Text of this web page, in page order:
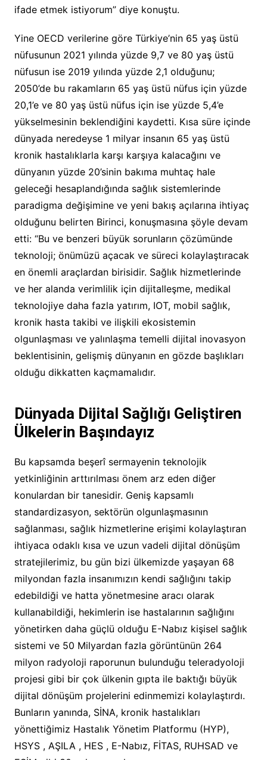
ifade etmek istiyorum” diye konuştu.
Yine OECD verilerine göre Türkiye’nin 65 yaş üstü
nüfusunun 2021 yılında yüzde 9,7 ve 80 yaş üstü
nüfusun ise 2019 yılında yüzde 2,1 olduğunu;
2050’de bu rakamların 65 yaş üstü nüfus için yüzde
20,1’e ve 80 yaş üstü nüfus için ise yüzde 5,4’e
yükselmesinin beklendiğini kaydetti. Kısa süre içinde
dünyada neredeyse 1 milyar insanın 65 yaş üstü
kronik hastalıklarla karşı karşıya kalacağını ve
dünyanın yüzde 20’sinin bakıma muhtaç hale
geleceği hesaplandığında sağlık sistemlerinde
paradigma değişimine ve yeni bakış açılarına ihtiyaç
olduğunu belirten Birinci, konuşmasına şöyle devam
etti: “Bu ve benzeri büyük sorunların çözümünde
teknoloji; önümüzü açacak ve süreci kolaylaştıracak
en önemli araçlardan birisidir. Sağlık hizmetlerinde
ve her alanda verimlilik için dijitalleşme, medikal
teknolojiye daha fazla yatırım, IOT, mobil sağlık,
kronik hasta takibi ve ilişkili ekosistemin
olgunlaşması ve yalınlaşma temelli dijital inovasyon
beklentisinin, gelişmiş dünyanın en gözde başlıkları
olduğu dikkatten kaçmamalıdır.
Dünyada Dijital Sağlığı Geliştiren
Ülkelerin Başındayız
Bu kapsamda beşerî sermayenin teknolojik
yetkinliğinin arttırılması önem arz eden diğer
konulardan bir tanesidir. Geniş kapsamlı
standardizasyon, sektörün olgunlaşmasının
sağlanması, sağlık hizmetlerine erişimi kolaylaştıran
ihtiyaca odaklı kısa ve uzun vadeli dijital dönüşüm
stratejilerimiz, bu gün bizi ülkemizde yaşayan 68
milyondan fazla insanımızın kendi sağlığını takip
edebildiği ve hatta yönetmesine aracı olarak
kullanabildiği, hekimlerin ise hastalarının sağlığını
yönetirken daha güçlü olduğu E-Nabız kişisel sağlık
sistemi ve 50 Milyardan fazla görüntünün 264
milyon radyoloji raporunun bulunduğu teleradyoloji
projesi gibi bir çok ülkenin gıpta ile baktığı büyük
dijital dönüşüm projelerini edinmemizi kolaylaştırdı.
Bunların yanında, SİNA, kronik hastalıkları
yönettiğimiz Hastalık Yönetim Platformu (HYP),
HSYS , AŞILA , HES , E-Nabız, FİTAS, RUHSAD ve